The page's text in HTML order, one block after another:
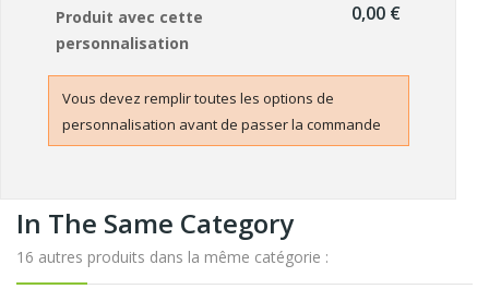
Produit avec cette
personnalisation
0,00 €
Vous devez remplir toutes les options de
personnalisation avant de passer la commande
In The Same Category
16 autres produits dans la même catégorie :